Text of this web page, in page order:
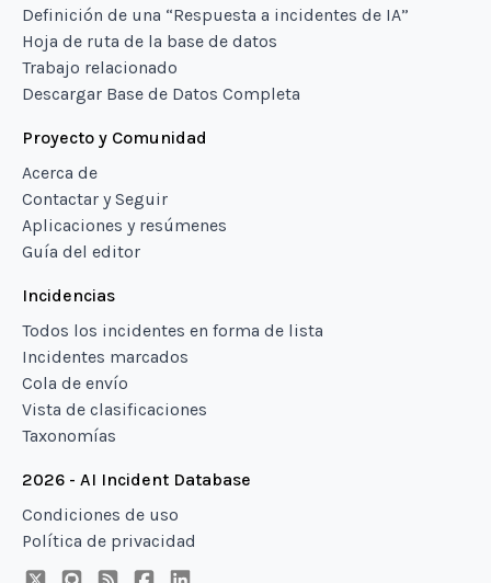
Definición de una “Respuesta a incidentes de IA”
Hoja de ruta de la base de datos
Trabajo relacionado
Descargar Base de Datos Completa
Proyecto y Comunidad
Acerca de
Contactar y Seguir
Aplicaciones y resúmenes
Guía del editor
Incidencias
Todos los incidentes en forma de lista
Incidentes marcados
Cola de envío
Vista de clasificaciones
Taxonomías
2026 - AI Incident Database
Condiciones de uso
Política de privacidad